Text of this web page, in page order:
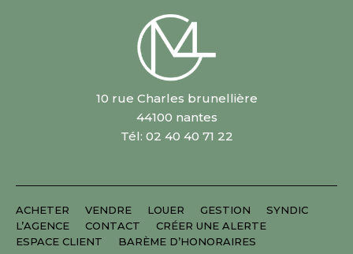
10 rue Charles brunellière
44100 nantes
Tél: 02 40 40 71 22
ACHETER VENDRE LOUER GESTION
SYNDIC
L’AGENCE
CONTACT
CRÉER UNE ALERTE
ESPACE CLIENT
BARÈME D’HONORAIRES